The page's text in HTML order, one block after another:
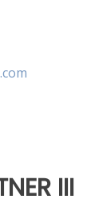
III